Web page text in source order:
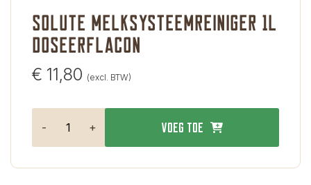
Solute melksysteemreiniger 1L
doseerflacon
€ 11,80 (excl. BTW)
- + Voeg toe